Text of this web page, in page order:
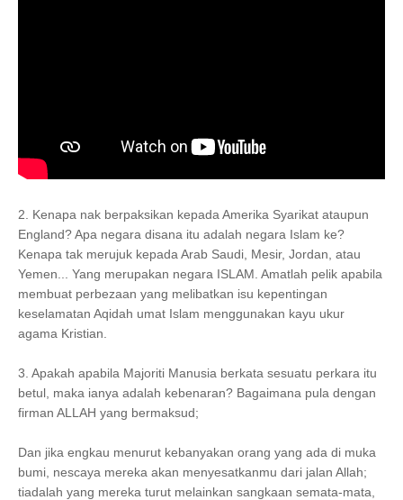
2. Kenapa nak berpaksikan kepada Amerika Syarikat ataupun
England? Apa negara disana itu adalah negara Islam ke?
Kenapa tak merujuk kepada Arab Saudi, Mesir, Jordan, atau
Yemen... Yang merupakan negara ISLAM. Amatlah pelik apabila
membuat perbezaan yang melibatkan isu kepentingan
keselamatan Aqidah umat Islam menggunakan kayu ukur
agama Kristian.
3. Apakah apabila Majoriti Manusia berkata sesuatu perkara itu
betul, maka ianya adalah kebenaran? Bagaimana pula dengan
firman ALLAH yang bermaksud;
Dan jika engkau menurut kebanyakan orang yang ada di muka
bumi, nescaya mereka akan menyesatkanmu dari jalan Allah;
tiadalah yang mereka turut melainkan sangkaan semata-mata,